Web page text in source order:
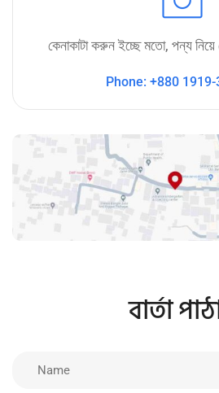
কেনাকাটা করুন ইচ্ছে মতো, পন্য নিয়ে
Phone: +880
বার্তা